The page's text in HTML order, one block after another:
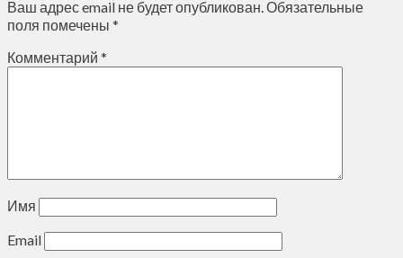
Ваш адрес email не будет опубликован.Обязательные
поля помечены *
Комментарий *
Имя
Email